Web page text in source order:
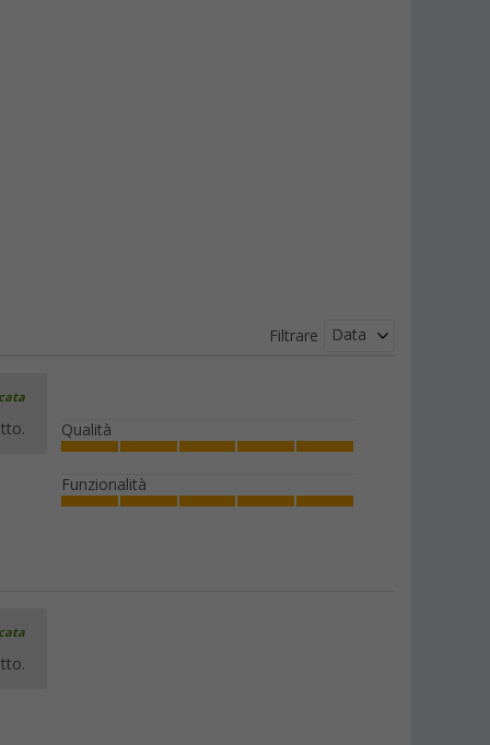
Filtrare Data
Qualità
Funzionalità